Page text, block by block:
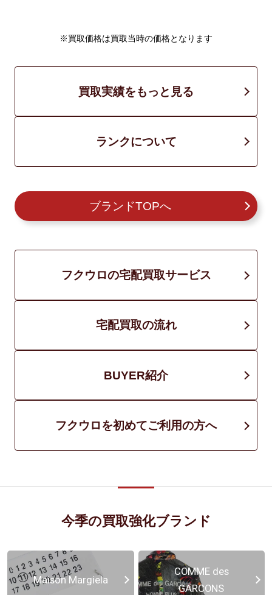
※買取価格は買取当時の価格となります
買取実績をもっと見る
ランクについて
ブランドTOPへ
フクウロの宅配買取サービス
宅配買取の流れ
BUYER紹介
フクウロを初めてご利用の方へ
今季の買取強化ブランド
Maison Margiela
COMME des
GARCONS